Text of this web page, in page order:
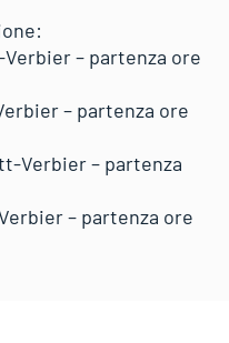
Verbier – partenza ore
– partenza ore
Verbier – partenza
– partenza ore